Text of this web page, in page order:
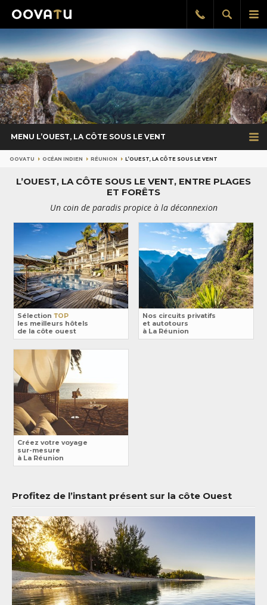
le
Afficher
la
Rappel
gratuit
MENU L’OUEST, LA CÔTE SOUS LE VENT
OOVATU OCÉAN INDIEN RÉUNION L’OUEST, LA CÔTE SOUS LE VENT
L’OUEST, LA CÔTE SOUS LE VENT, ENTRE PLAGES
ET FORÊTS
Un coin de paradis propice à la déconnexion
Sélection TOP
les meilleurs hôtels
de la côte ouest
Nos circuits privatifs
et autotours
à La Réunion
Créez votre voyage
sur-mesure
à La Réunion
Profitez de l’instant présent sur la côte Ouest